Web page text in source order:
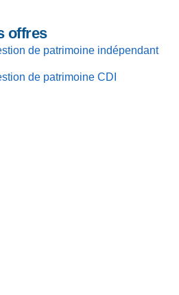
offres
de patrimoine indépendant
de patrimoine CDI